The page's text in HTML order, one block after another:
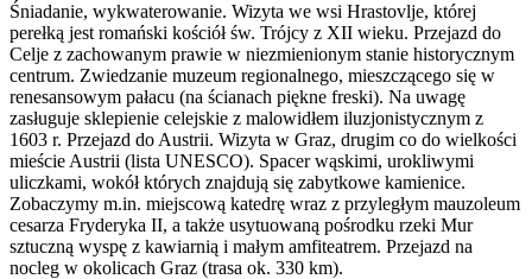
Śniadanie, wykwaterowanie. Wizyta we wsi Hrastovlje, której
perełką jest romański kościół św. Trójcy z XII wieku. Przejazd do
Celje z zachowanym prawie w niezmienionym stanie historycznym
centrum. Zwiedzanie muzeum regionalnego, mieszczącego się w
renesansowym pałacu (na ścianach piękne freski). Na uwagę
zasługuje sklepienie celejskie z malowidłem iluzjonistycznym z
1603 r. Przejazd do Austrii. Wizyta w Graz, drugim co do wielkości
mieście Austrii (lista UNESCO). Spacer wąskimi, urokliwymi
uliczkami, wokół których znajdują się zabytkowe kamienice.
Zobaczymy m.in. miejscową katedrę wraz z przyległym mauzoleum
cesarza Fryderyka II, a także usytuowaną pośrodku rzeki Mur
sztuczną wyspę z kawiarnią i małym amfiteatrem. Przejazd na
nocleg w okolicach Graz (trasa ok. 330 km).